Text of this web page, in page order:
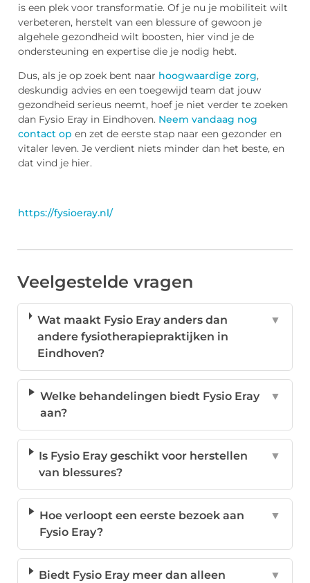
is een plek voor transformatie. Of je nu je mobiliteit wilt
verbeteren, herstelt van een blessure of gewoon je
algehele gezondheid wilt boosten, hier vind je de
ondersteuning en expertise die je nodig hebt.
Dus, als je op zoek bent naar hoogwaardige zorg,
deskundig advies en een toegewijd team dat jouw
gezondheid serieus neemt, hoef je niet verder te zoeken
dan Fysio Eray in Eindhoven. Neem vandaag nog
contact op en zet de eerste stap naar een gezonder en
vitaler leven. Je verdient niets minder dan het beste, en
dat vind je hier.
https://fysioeray.nl/
Veelgestelde vragen
Wat maakt Fysio Eray anders dan
andere fysiotherapiepraktijken in
Eindhoven?
▼
Welke behandelingen biedt Fysio Eray
aan?
▼
Is Fysio Eray geschikt voor herstellen
van blessures?
▼
Hoe verloopt een eerste bezoek aan
Fysio Eray?
▼
Biedt Fysio Eray meer dan alleen
▼